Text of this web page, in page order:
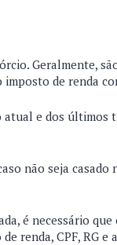
Geralmente,
de renda
e dos últimos
não seja
é necessário
renda, CPF, RG